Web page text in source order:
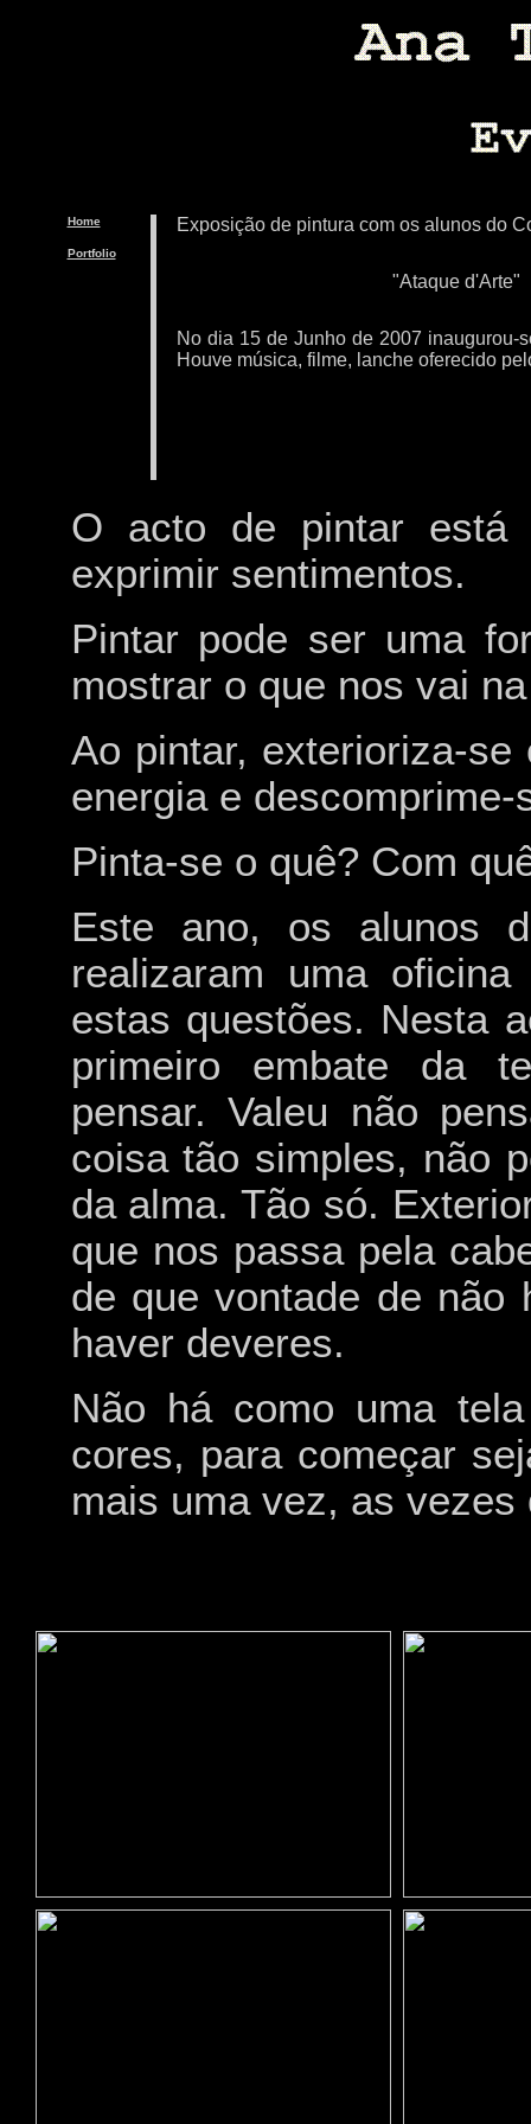
Home
Portfolio
Exposição de pintura com os alunos do
"Ataque d'Arte"
No dia 15 de Junho de 2007 inaugurou-
Houve música, filme, lanche oferecido
O acto de pintar está
exprimir sentimentos.
Pintar pode ser uma
mostrar o que nos vai
Ao pintar, exterioriza-
energia e descomprime-
Pinta-se o quê? Com
Este ano, os alunos
realizaram uma
estas questões. Nesta
primeiro embate da
pensar. Valeu não
coisa tão simples, não
da alma. Tão só.
que nos passa pela
de que vontade de não
haver deveres.
Não há como uma
cores, para começar
mais uma vez, as vezes